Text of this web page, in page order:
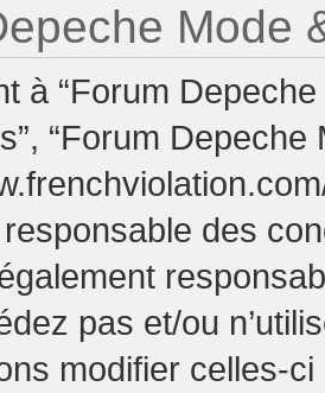
Mode
à “Forum
“Forum Depeche
des
pas et/ou
modifier celles-